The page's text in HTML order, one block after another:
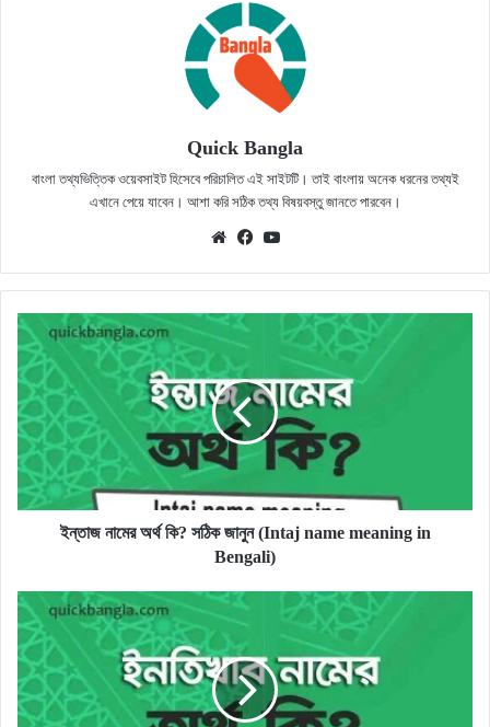
Quick Bangla
বাংলা তথ্যভিত্তিক ওয়েবসাইট হিসেবে পরিচালিত এই সাইটটি। তাই বাংলায় অনেক ধরনের তথ্যই
এখানে পেয়ে যাবেন। আশা করি সঠিক তথ্য বিষয়বস্তু জানতে পারবেন।
WebsiteFacebook
ইন্তাজ
নামের
অর্থ
কি?
সঠিক
জানুন
(Intaj
name
meaning
ইন্তাজ নামের অর্থ কি? সঠিক জানুন (Intaj name meaning in
Bengali)
ইনতিখাব
নামের
অর্থ
কি?
সঠিক
জানুন